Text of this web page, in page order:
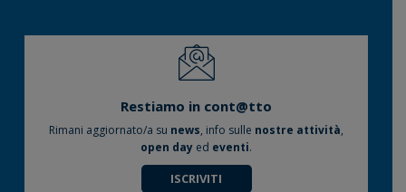
Restiamo in cont@tto
Rimani aggiornato/a su news, info sulle nostre attività,
open day ed eventi.
ISCRIVITI